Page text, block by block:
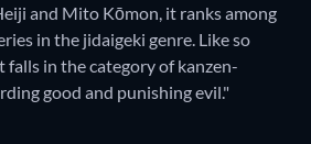
and Mito Kōmon, it ranks among
in the jidaigeki genre. Like so
falls in the category of kanzen-
good and punishing evil."